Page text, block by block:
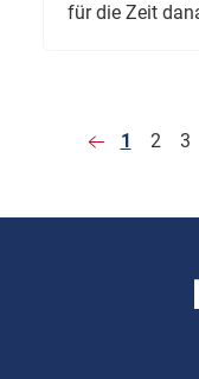
für die Zeit
1 2 3